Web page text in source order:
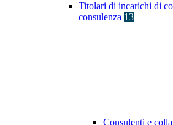
Titolari di incarichi di
consulenza 13
Consulenti e